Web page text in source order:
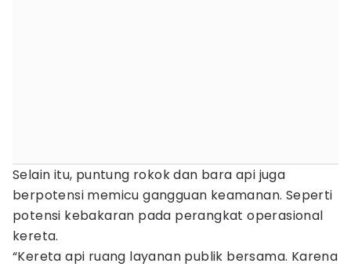
Selain itu, puntung rokok dan bara api juga
berpotensi memicu gangguan keamanan. Seperti
potensi kebakaran pada perangkat operasional
kereta.
“Kereta api ruang layanan publik bersama. Karena